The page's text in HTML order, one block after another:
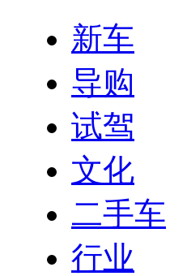
新车
导购
试驾
文化
二手车
行业